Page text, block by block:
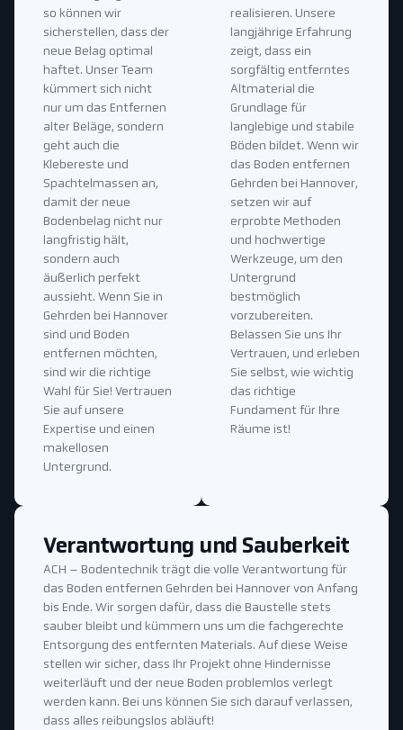
realisieren. Unsere
langjährige Erfahrung
zeigt, dass ein
sorgfältig entferntes
Altmaterial die
Grundlage für
langlebige und stabile
Böden bildet. Wenn wir
das Boden entfernen
Gehrden bei Hannover,
setzen wir auf
erprobte Methoden
und hochwertige
Werkzeuge, um den
Untergrund
bestmöglich
vorzubereiten.
Belassen Sie uns Ihr
Vertrauen, und erleben
Sie selbst, wie wichtig
das richtige
Fundament für Ihre
Räume ist!
so können wir
sicherstellen, dass der
neue Belag optimal
haftet. Unser Team
kümmert sich nicht
nur um das Entfernen
alter Beläge, sondern
geht auch die
Klebereste und
Spachtelmassen an,
damit der neue
Bodenbelag nicht nur
langfristig hält,
sondern auch
äußerlich perfekt
aussieht. Wenn Sie in
Gehrden bei Hannover
sind und Boden
entfernen möchten,
sind wir die richtige
Wahl für Sie! Vertrauen
Sie auf unsere
Expertise und einen
makellosen
Untergrund.
Verantwortung und Sauberkeit
ACH – Bodentechnik trägt die volle Verantwortung für
das Boden entfernen Gehrden bei Hannover von Anfang
bis Ende. Wir sorgen dafür, dass die Baustelle stets
sauber bleibt und kümmern uns um die fachgerechte
Entsorgung des entfernten Materials. Auf diese Weise
stellen wir sicher, dass Ihr Projekt ohne Hindernisse
weiterläuft und der neue Boden problemlos verlegt
werden kann. Bei uns können Sie sich darauf verlassen,
dass alles reibungslos abläuft!